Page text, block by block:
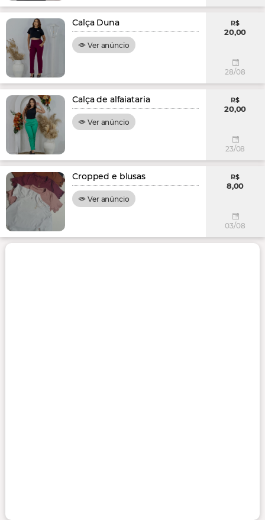
Calça Duna
Ver anúncio
R$
20,00
28/08
Calça de alfaiataria
Ver anúncio
R$
20,00
23/08
Cropped e blusas
Ver anúncio
R$
8,00
03/08